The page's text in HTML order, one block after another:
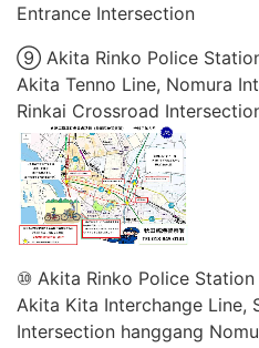
Entrance Intersection
⑨ Akita Rinko Police
Akita Tenno Line, Nomura
Rinkai Crossroad
⑩ Akita Rinko Police
Akita Kita Interchange Line,
Intersection hanggang